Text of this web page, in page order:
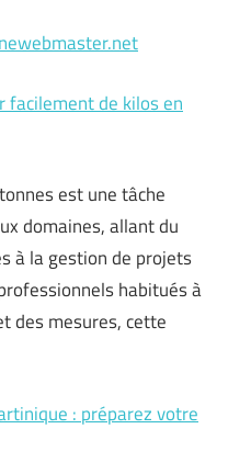
facilement de kilos en
est une tâche
domaines, allant du
à la gestion de projets
habitués à
des mesures, cette
: préparez votre